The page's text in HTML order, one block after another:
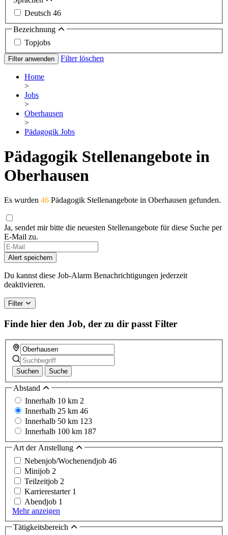
Deutsch 46
Bezeichnung
Topjobs
Filter anwenden Filter löschen
Home
>
Jobs
>
Oberhausen
>
Pädagogik Jobs
Pädagogik Stellenangebote in
Oberhausen
Es wurden 46 Pädagogik Stellenangebote in Oberhausen gefunden.
Ja, sendet mir bitte die neuesten Stellenangebote für diese Suche per
E-Mail zu.
Alert speichern
Du kannst diese Job-Alarm Benachrichtigungen jederzeit
deaktivieren.
Filter
Finde hier den Job, der zu dir passt Filter
Suchen Suche
Abstand
Innerhalb 10 km 2
Innerhalb 25 km 46
Innerhalb 50 km 123
Innerhalb 100 km 187
Art der Anstellung
Nebenjob/Wochenendjob 46
Minijob 2
Teilzeitjob 2
Karrierestarter 1
Abendjob 1
Mehr anzeigen
Tätigkeitsbereich